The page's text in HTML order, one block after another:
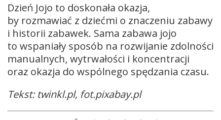
Dzień Jojo to doskonała okazja,
by rozmawiać z dziećmi o znaczeniu zabawy
i historii zabawek. Sama zabawa jojo
to wspaniały sposób na rozwijanie zdolności
manualnych, wytrwałości i koncentracji
oraz okazja do wspólnego spędzania czasu.
Tekst: twinkl.pl, fot.pixabay.pl